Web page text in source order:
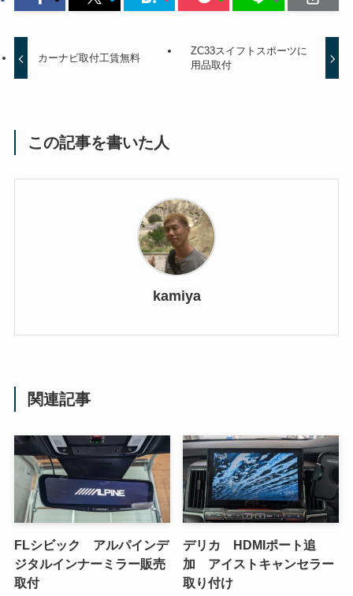
カーナビ取付工賃無料
ZC33スイフトスポーツに
用品取付
この記事を書いた人
kamiya
関連記事
FLシビック アルパインデ
ジタルインナーミラー販売
取付
デリカ HDMIポート追
加 アイストキャンセラー
取り付け